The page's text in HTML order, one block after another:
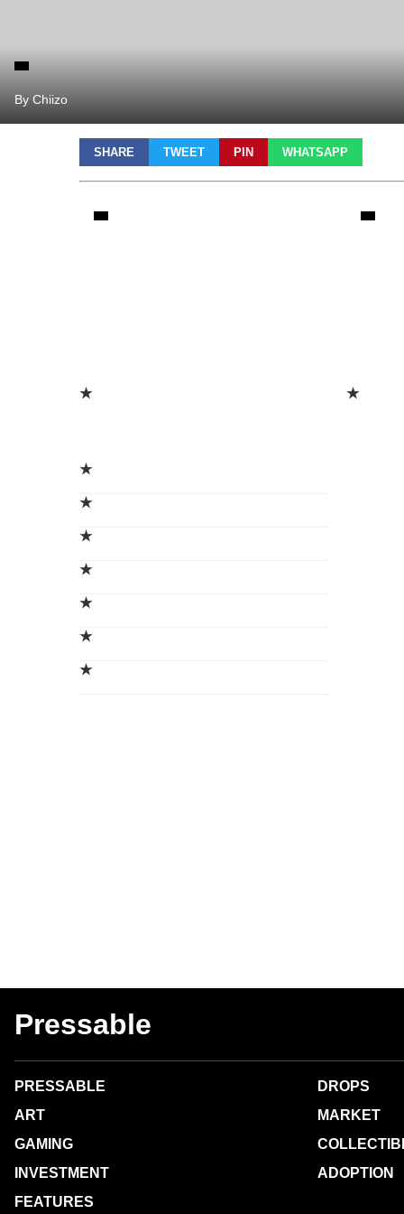
By Chiizo
SHARE TWEET PIN WHATSAPP
★ ★
★
★
★
★
★
★
★
Pressable
PRESSABLE
ART
GAMING
INVESTMENT
FEATURES
DROPS
MARKET
ADOPTION